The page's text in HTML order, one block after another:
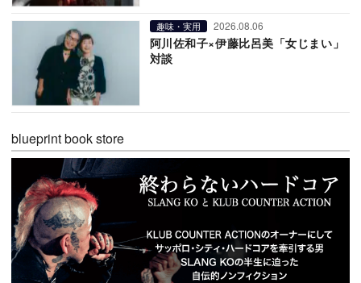
趣味・実用 2026.08.06
阿川佐和子×伊藤比呂美「女じまい」
対談
blueprint book store